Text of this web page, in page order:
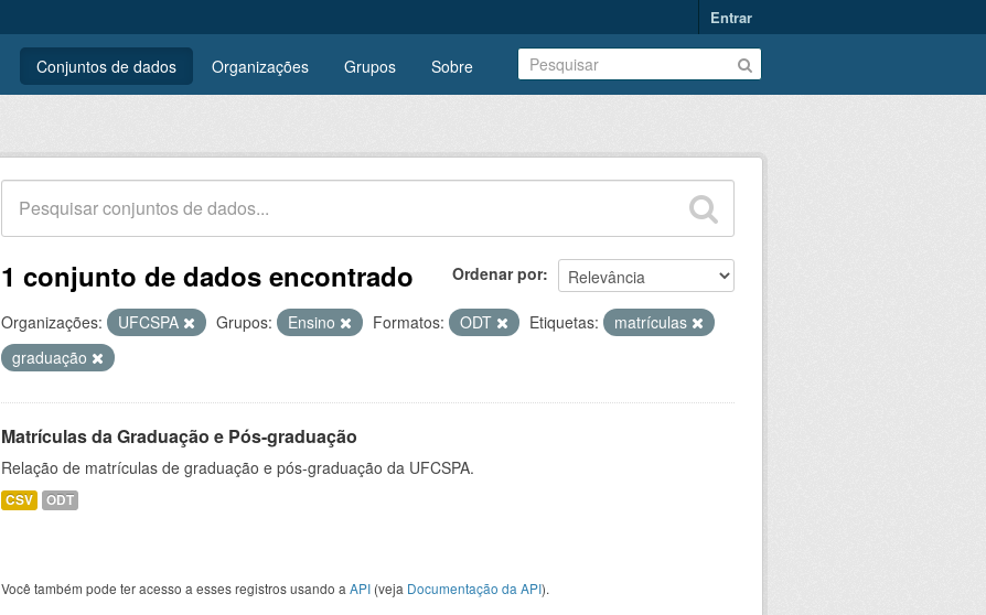
Entrar
Conjuntos de dados Organizações Grupos Sobre
Ordenar por
1 conjunto de dados encontrado
Organizações: UFCSPA Grupos: Ensino Formatos: ODT Etiquetas:
matrículas
graduação
Matrículas da Graduação e Pós-graduação
Relação de matrículas de graduação e pós-graduação da UFCSPA.
CSV ODT
Você também pode ter acesso a esses registros usando a API (veja Documentação da API).